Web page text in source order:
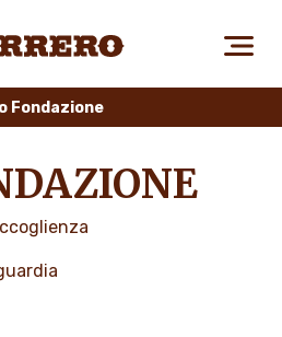
AMBIENTE
Fondazione